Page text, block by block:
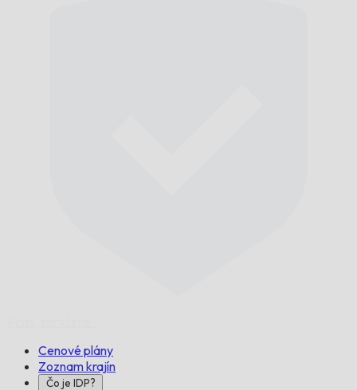
Cenové plány
Zoznam krajín
Čo je IDP?